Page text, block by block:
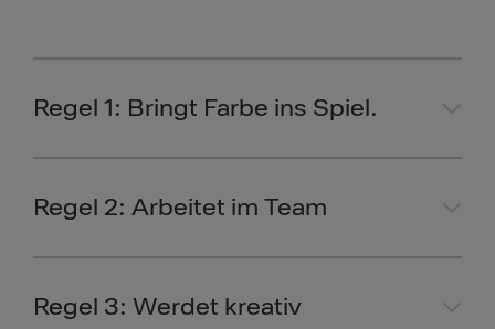
Regel 1: Bringt Farbe ins Spiel.
Regel 2: Arbeitet im Team
Regel 3: Werdet kreativ